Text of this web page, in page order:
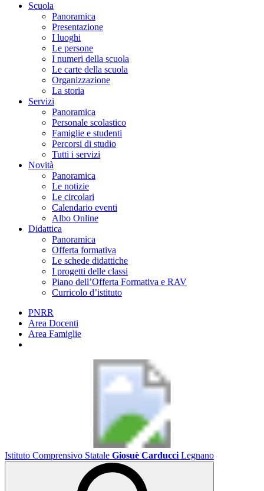
Scuola
Panoramica
Presentazione
I luoghi
Le persone
I numeri della scuola
Le carte della scuola
Organizzazione
La storia
Servizi
Panoramica
Personale scolastico
Famiglie e studenti
Percorsi di studio
Tutti i servizi
Novità
Panoramica
Le notizie
Le circolari
Calendario eventi
Albo Online
Didattica
Panoramica
Offerta formativa
Le schede didattiche
I progetti delle classi
Piano dell’Offerta Formativa e RAV
Curricolo d’istituto
PNRR
Area Docenti
Area Famiglie
Istituto Comprensivo Statale Giosuè Carducci Legnano